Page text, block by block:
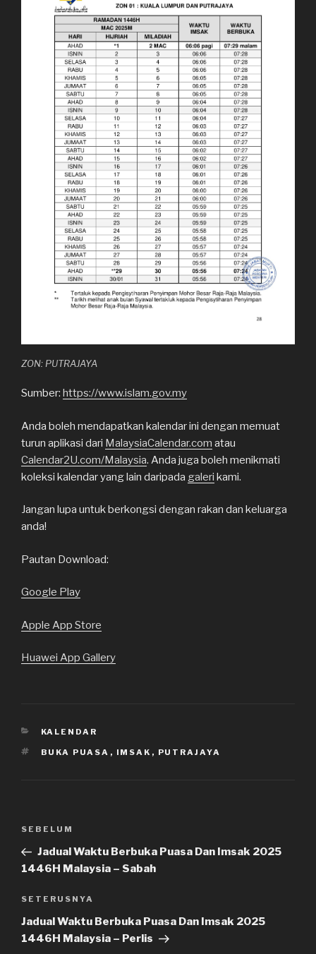
ZON: PUTRAJAYA
Sumber: https://www.islam.gov.my
Anda boleh mendapatkan kalendar ini dengan memuat
turun aplikasi dari MalaysiaCalendar.com atau
Calendar2U.com/Malaysia. Anda juga boleh menikmati
koleksi kalendar yang lain daripada galeri kami.
Jangan lupa untuk berkongsi dengan rakan dan keluarga
anda!
Pautan Download:
Google Play
Apple App Store
Huawei App Gallery
KATEGORI
KALENDAR
TAG
BUKA PUASA , IMSAK , PUTRAJAYA
Kiriman
Sebelumnya
SEBELUM
Jadual Waktu Berbuka Puasa Dan Imsak 2025
1446H Malaysia – Sabah
Kiriman
Seterusnya
SETERUSNYA
Jadual Waktu Berbuka Puasa Dan Imsak 2025
1446H Malaysia – Perlis